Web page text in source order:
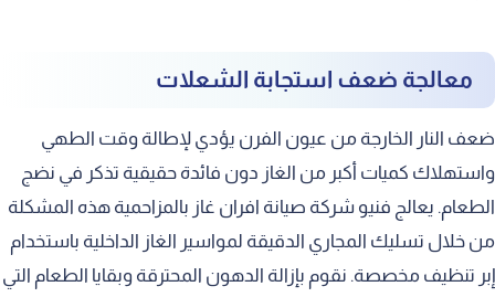
معالجة ضعف استجابة الشعلات
ضعف النار الخارجة من عيون الفرن يؤدي لإطالة وقت الطهي
واستهلاك كميات أكبر من الغاز دون فائدة حقيقية تذكر في نضج
الطعام. يعالج فنيو شركة صيانة افران غاز بالمزاحمية هذه المشكلة
من خلال تسليك المجاري الدقيقة لمواسير الغاز الداخلية باستخدام
إبر تنظيف مخصصة. نقوم بإزالة الدهون المحترقة وبقايا الطعام التي